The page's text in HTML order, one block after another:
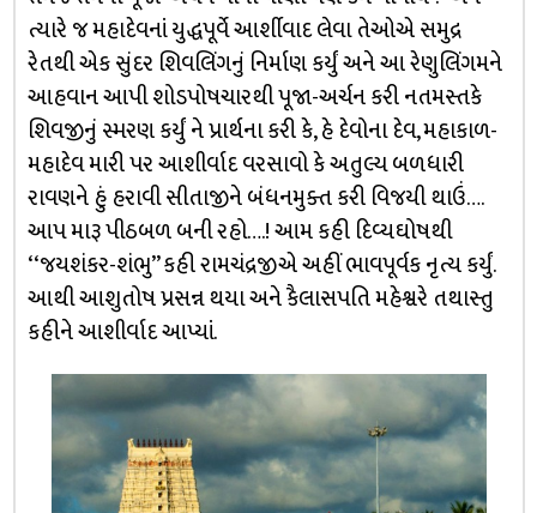
ત્યારે જ મહાદેવનાં યુદ્ધપૂર્વે આર્શીવાદ લેવા તેઓએ સમુદ્ર
રેતથી એક સુંદર શિવલિંગનું નિર્માણ કર્યું અને આ રેણુલિંગમને
આહવાન આપી શોડપોષચારથી પૂજા-અર્ચન કરી નતમસ્તકે
શિવજીનું સ્મરણ કર્યું ને પ્રાર્થના કરી કે, હે દેવોના દેવ, મહાકાળ-
મહાદેવ મારી પર આશીર્વાદ વરસાવો કે અતુલ્ય બળધારી
રાવણને હું હરાવી સીતાજીને બંધનમુક્ત કરી વિજયી થાઉં….
આપ મારૂ પીઠબળ બની રહો….! આમ કહી દિવ્યઘોષથી
‘‘જયશંકર-શંભુ’’ કહી રામચંદ્રજીએ અહીં ભાવપૂર્વક નૃત્ય કર્યું.
આથી આશુતોષ પ્રસન્ન થયા અને કૈલાસપતિ મહેશ્વરે તથાસ્તુ
કહીને આશીર્વાદ આપ્યાં.